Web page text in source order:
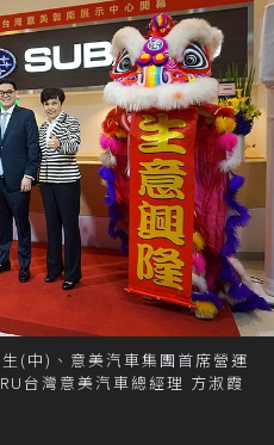
(中)、意美汽車集團首席營運
台灣意美汽車總經理 方淑霞